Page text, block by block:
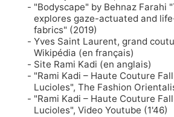
"Bodyscape" by Behnaz Farahi
explores gaze-actuated and
fabrics" (2019)
Yves Saint Laurent, grand
Wikipédia (en français)
Site Rami Kadi (en anglais)
"Rami Kadi – Haute Couture
Lucioles", The Fashion
"Rami Kadi – Haute Couture
Lucioles", Video Youtube (1'46)